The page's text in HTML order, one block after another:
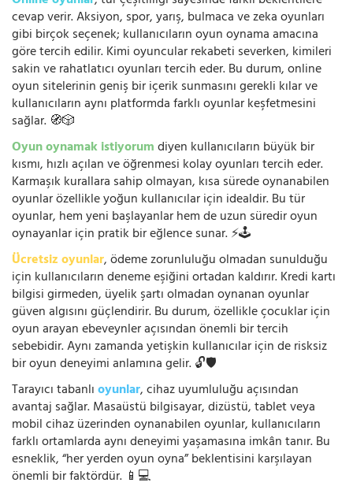
cevap verir. Aksiyon, spor, yarış, bulmaca ve zeka oyunları
gibi birçok seçenek; kullanıcıların oyun oynama amacına
göre tercih edilir. Kimi oyuncular rekabeti severken, kimileri
sakin ve rahatlatıcı oyunları tercih eder. Bu durum, online
oyun sitelerinin geniş bir içerik sunmasını gerekli kılar ve
kullanıcıların aynı platformda farklı oyunlar keşfetmesini
sağlar. 🧭🎲
Oyun oynamak istiyorumdiyen kullanıcıların büyük bir
kısmı, hızlı açılan ve öğrenmesi kolay oyunları tercih eder.
Karmaşık kurallara sahip olmayan, kısa sürede oynanabilen
oyunlar özellikle yoğun kullanıcılar için idealdir. Bu tür
oyunlar, hem yeni başlayanlar hem de uzun süredir oyun
oynayanlar için pratik bir eğlence sunar. ⚡🕹️
Ücretsiz oyunlar, ödeme zorunluluğu olmadan sunulduğu
için kullanıcıların deneme eşiğini ortadan kaldırır. Kredi kartı
bilgisi girmeden, üyelik şartı olmadan oynanan oyunlar
güven algısını güçlendirir. Bu durum, özellikle çocuklar için
oyun arayan ebeveynler açısından önemli bir tercih
sebebidir. Aynı zamanda yetişkin kullanıcılar için de risksiz
bir oyun deneyimi anlamına gelir. 🔓🛡️
Tarayıcı tabanlıoyunlar, cihaz uyumluluğu açısından
avantaj sağlar. Masaüstü bilgisayar, dizüstü, tablet veya
mobil cihaz üzerinden oynanabilen oyunlar, kullanıcıların
farklı ortamlarda aynı deneyimi yaşamasına imkân tanır. Bu
esneklik, “her yerden oyun oyna” beklentisini karşılayan
önemli bir faktördür. 📱💻